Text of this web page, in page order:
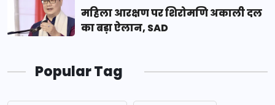
महिला आरक्षण पर शिरोमणि अकाली दल
का बड़ा ऐलान, SAD
Popular Tag